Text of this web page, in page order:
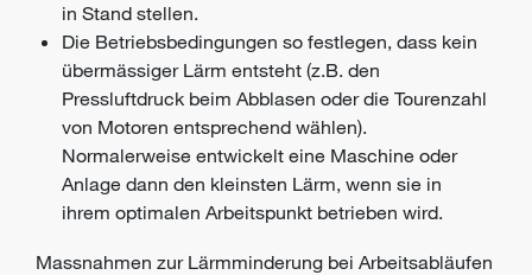
in Stand stellen.
Die Betriebsbedingungen so festlegen, dass kein
übermässiger Lärm entsteht (z.B. den
Pressluftdruck beim Abblasen oder die Tourenzahl
von Motoren entsprechend wählen).
Normalerweise entwickelt eine Maschine oder
Anlage dann den kleinsten Lärm, wenn sie in
ihrem optimalen Arbeitspunkt betrieben wird.
Massnahmen zur Lärmminderung bei Arbeitsabläufen